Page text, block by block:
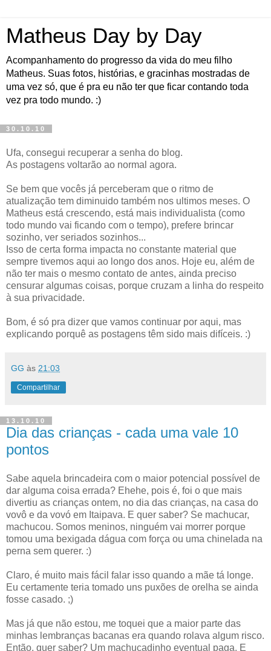
Matheus Day by Day
Acompanhamento do progresso da vida do meu filho
Matheus. Suas fotos, histórias, e gracinhas mostradas de
uma vez só, que é pra eu não ter que ficar contando toda
vez pra todo mundo. :)
30.10.10
Ufa, consegui recuperar a senha do blog.
As postagens voltarão ao normal agora.
Se bem que vocês já perceberam que o ritmo de
atualização tem diminuido também nos ultimos meses. O
Matheus está crescendo, está mais individualista (como
todo mundo vai ficando com o tempo), prefere brincar
sozinho, ver seriados sozinhos...
Isso de certa forma impacta no constante material que
sempre tivemos aqui ao longo dos anos. Hoje eu, além de
não ter mais o mesmo contato de antes, ainda preciso
censurar algumas coisas, porque cruzam a linha do respeito
à sua privacidade.
Bom, é só pra dizer que vamos continuar por aqui, mas
explicando porquê as postagens têm sido mais difíceis. :)
GG às 21:03
Compartilhar
13.10.10
Dia das crianças - cada uma vale 10
pontos
Sabe aquela brincadeira com o maior potencial possível de
dar alguma coisa errada? Ehehe, pois é, foi o que mais
divertiu as crianças ontem, no dia das crianças, na casa do
vovô e da vovó em Itaipava. E quer saber? Se machucar,
machucou. Somos meninos, ninguém vai morrer porque
tomou uma bexigada dágua com força ou uma chinelada na
perna sem querer. :)
Claro, é muito mais fácil falar isso quando a mãe tá longe.
Eu certamente teria tomado uns puxões de orelha se ainda
fosse casado. ;)
Mas já que não estou, me toquei que a maior parte das
minhas lembranças bacanas era quando rolava algum risco.
Então, quer saber? Um machucadinho eventual paga. E